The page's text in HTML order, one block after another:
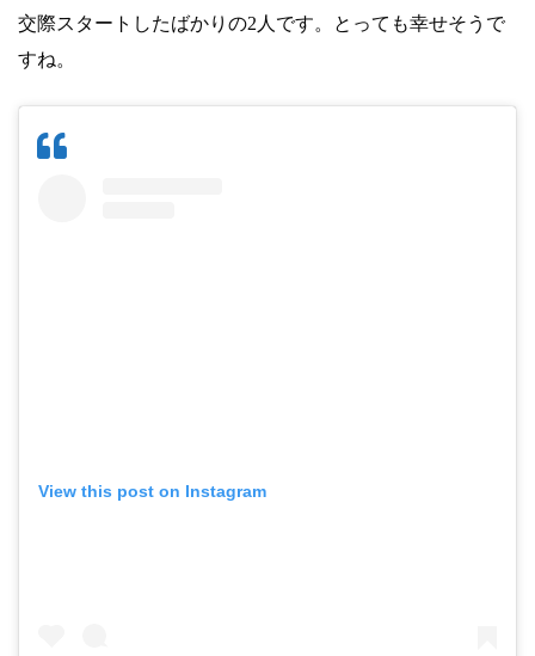
交際スタートしたばかりの2人です。とっても幸せそうで
すね。
View this post on Instagram